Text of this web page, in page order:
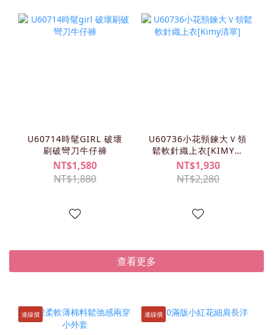
U60714時髦GIRL 破壞
刷破彎刀牛仔褲
NT$1,580
NT$1,880
U60736小花頸鍊大Ｖ領
鬆軟針織上衣[KIMY清
單]
NT$1,930
NT$2,280
查看更多
連線價 連線價